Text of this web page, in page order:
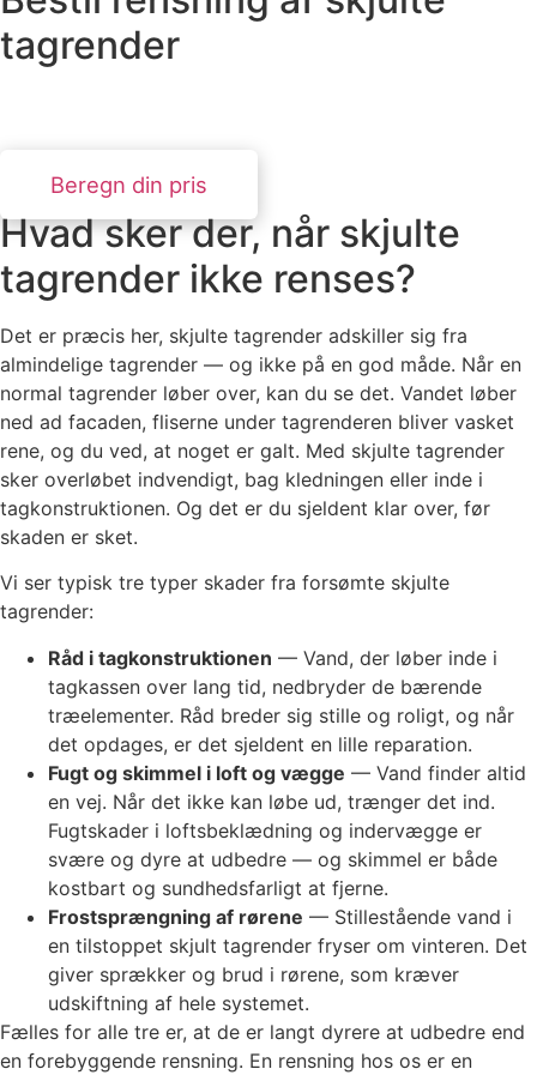
tagrender
Beregn din pris
Hvad sker der, når skjulte
tagrender ikke renses?
Det er præcis her, skjulte tagrender adskiller sig fra
almindelige tagrender — og ikke på en god måde. Når en
normal tagrender løber over, kan du se det. Vandet løber
ned ad facaden, fliserne under tagrenderen bliver vasket
rene, og du ved, at noget er galt. Med skjulte tagrender
sker overløbet indvendigt, bag kledningen eller inde i
tagkonstruktionen. Og det er du sjeldent klar over, før
skaden er sket.
Vi ser typisk tre typer skader fra forsømte skjulte
tagrender:
Råd i tagkonstruktionen — Vand, der løber inde i
tagkassen over lang tid, nedbryder de bærende
træelementer. Råd breder sig stille og roligt, og når
det opdages, er det sjeldent en lille reparation.
Fugt og skimmel i loft og vægge — Vand finder altid
en vej. Når det ikke kan løbe ud, trænger det ind.
Fugtskader i loftsbeklædning og indervægge er
svære og dyre at udbedre — og skimmel er både
kostbart og sundhedsfarligt at fjerne.
Frostsprængning af rørene — Stillestående vand i
en tilstoppet skjult tagrender fryser om vinteren. Det
giver sprækker og brud i rørene, som kræver
udskiftning af hele systemet.
Fælles for alle tre er, at de er langt dyrere at udbedre end
en forebyggende rensning. En rensning hos os er en